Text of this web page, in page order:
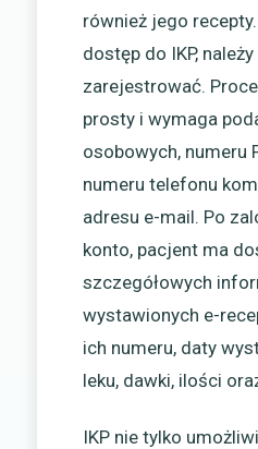
również jego
dostęp do IKP,
zarejestrować.
prosty i wymaga
osobowych, numeru
numeru telefonu
adresu e-mail. Po
konto, pacjent ma
szczegółowych
wystawionych e-
ich numeru, daty
leku, dawki, ilości
IKP nie tylko